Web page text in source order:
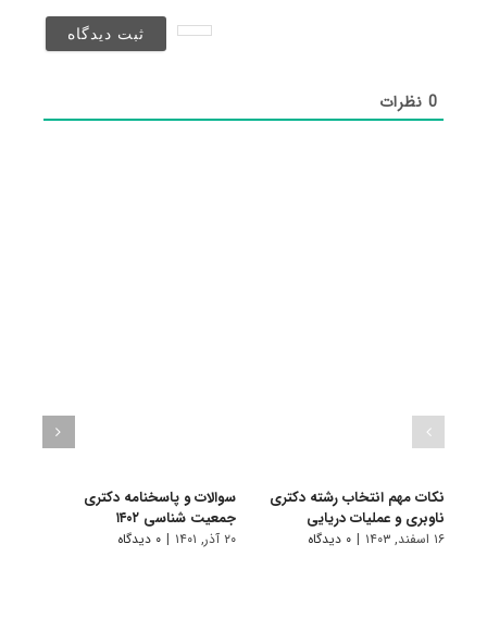
0نظرات
نکات مهم انتخاب رشته دکتری
ناوبری و عملیات دریایی
۱۶ اسفند, ۱۴۰۳ | ۰ دیدگاه
سوالات و پاسخنامه دکتری
جمعیت‌ شناسی ۱۴۰۲
۲۰ آذر, ۱۴۰۱ | ۰ دیدگاه